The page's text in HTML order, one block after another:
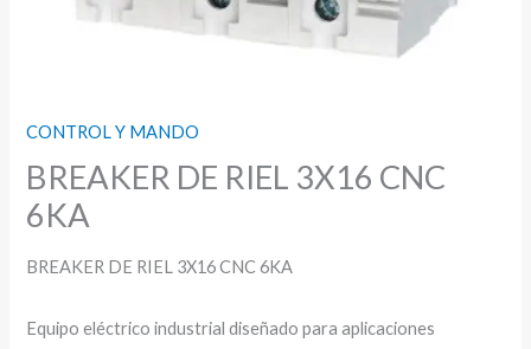
CONTROL Y MANDO
BREAKER DE RIEL 3X16 CNC
6KA
BREAKER DE RIEL 3X16 CNC 6KA
Equipo eléctrico industrial diseñado para aplicaciones